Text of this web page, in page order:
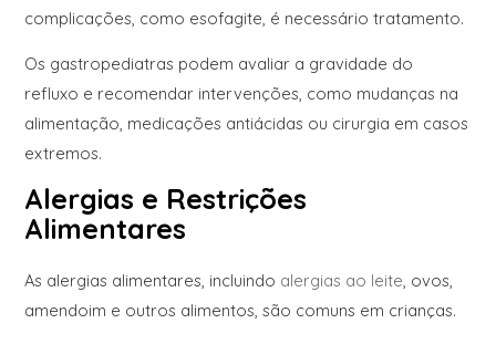
complicações, como esofagite, é necessário tratamento.
Os gastropediatras podem avaliar a gravidade do
refluxo e recomendar intervenções, como mudanças na
alimentação, medicações antiácidas ou cirurgia em casos
extremos.
Alergias e Restrições
Alimentares
As alergias alimentares, incluindo alergias ao leite, ovos,
amendoim e outros alimentos, são comuns em crianças.